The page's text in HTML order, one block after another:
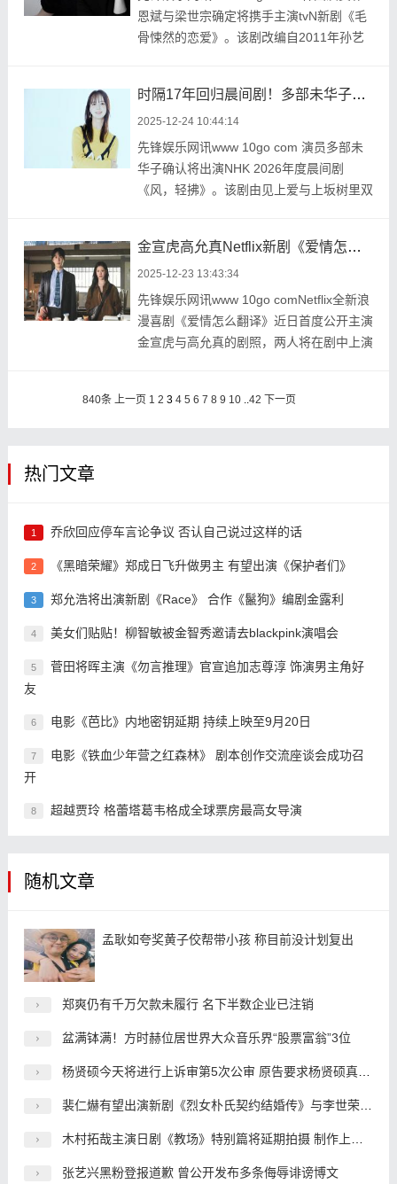
恩斌与梁世宗确定将携手主演tvN新剧《毛
骨悚然的恋爱》。该剧改编自2011年孙艺
时隔17年回归晨间剧！多部未华子坦言：现在已心跳加速
2025-12-24 10:44:14
先锋娱乐网讯www 10go com 演员多部未
华子确认将出演NHK 2026年度晨间剧
《风，轻拂》。该剧由见上爱与上坂树里双
金宣虎高允真Netflix新剧《爱情怎么翻译》剧照公开 洪氏姐妹执笔引期待
2025-12-23 13:43:34
先锋娱乐网讯www 10go comNetflix全新浪
漫喜剧《爱情怎么翻译》近日首度公开主演
金宣虎与高允真的剧照，两人将在剧中上演
840条 上一页 1 2 3 4 5 6 7 8 9 10 ..42 下一页
热门文章
1 乔欣回应停车言论争议 否认自己说过这样的话
2 《黑暗荣耀》郑成日飞升做男主 有望出演《保护者们》
3 郑允浩将出演新剧《Race》 合作《鬣狗》编剧金露利
4 美女们贴贴！柳智敏被金智秀邀请去blackpink演唱会
5
菅田将晖主演《勿言推理》官宣追加志尊淳 饰演男主角好
友
6 电影《芭比》内地密钥延期 持续上映至9月20日
7
电影《铁血少年营之红森林》 剧本创作交流座谈会成功召
开
8 超越贾玲 格蕾塔葛韦格成全球票房最高女导演
随机文章
孟耿如夸奖黄子佼帮带小孩 称目前没计划复出
郑爽仍有千万欠款未履行 名下半数企业已注销
盆满钵满！方时赫位居世界大众音乐界“股票富翁”3位
杨贤硕今天将进行上诉审第5次公审 原告要求杨贤硕真心道歉
裴仁爀有望出演新剧《烈女朴氏契约结婚传》与李世荣搭档
木村拓哉主演日剧《教场》特别篇将延期拍摄 制作上出了问题
张艺兴黑粉登报道歉 曾公开发布多条侮辱诽谤博文